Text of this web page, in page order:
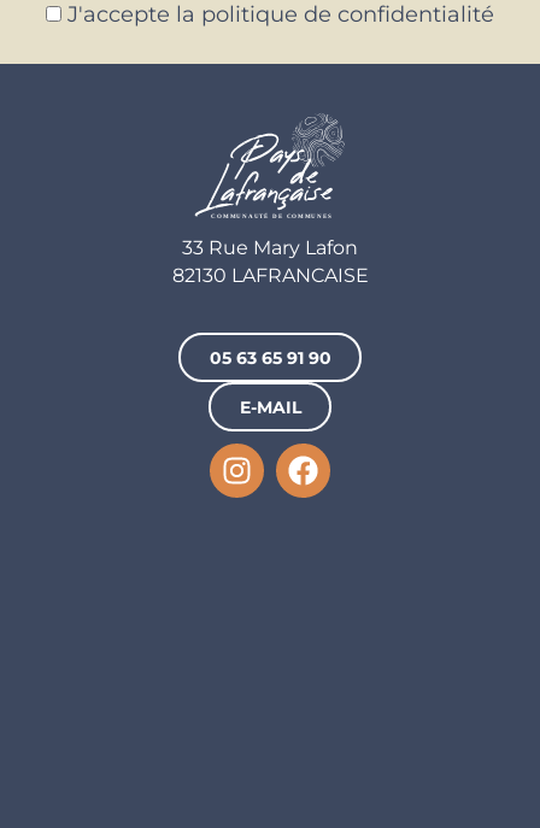
J'accepte la politique de confidentialité
33 Rue Mary Lafon
82130 LAFRANCAISE
05 63 65 91 90
E-MAIL